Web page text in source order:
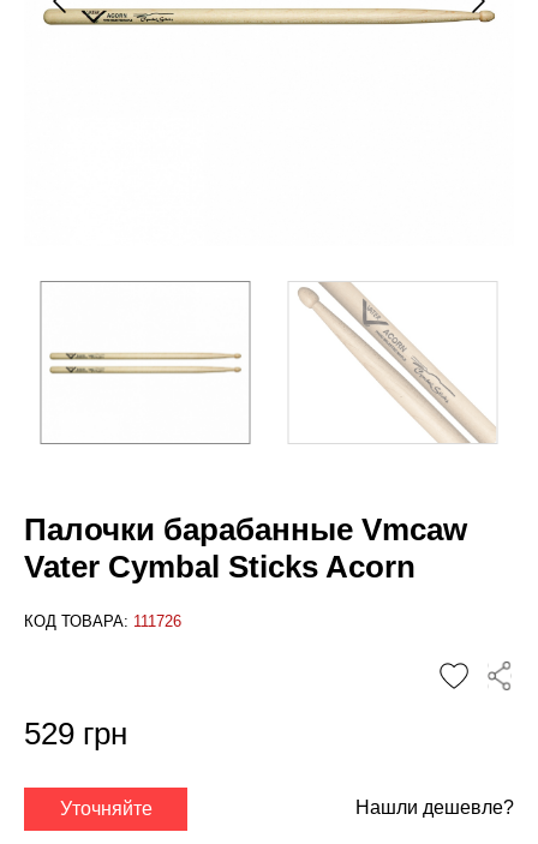
Палочки барабанные Vmcaw
Vater Cymbal Sticks Acorn
КОД ТОВАРА: 111726
529 грн
Уточняйте Нашли дешевле?